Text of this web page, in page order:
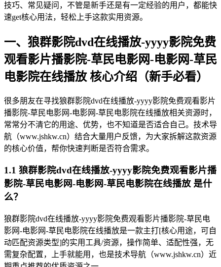
技巧、常见疑问，不管是新手还是有一定经验的用户，都能快
速get核心用法，轻松上手这款实用资源。
一、狼群影院dvd在线播放-yyyy影院免费
观看影片播影院-草民电影网-电影网-草民
电影院在线播放 核心介绍（新手必看）
很多朋友在寻找狼群影院dvd在线播放-yyyy影院免费观看影片
播影院-草民电影网-电影网-草民电影院在线播放相关资源时，
常常分不清它的用途、优势，也不知道是否适合自己。技术导
航（www.jshkw.cn）结合大量用户反馈，为大家拆解这款资源
的核心价值，帮你快速判断是否符合需求。
1.1 狼群影院dvd在线播放-yyyy影院免费观看影片播
影院-草民电影网-电影网-草民电影院在线播放 是什
么？
狼群影院dvd在线播放-yyyy影院免费观看影片播影院-草民电
影网-电影网-草民电影院在线播放是一款主打[核心用途，可自
动匹配资源类型]的实用工具/资源，操作简单、适配性强，无
需复杂配置，上手就能用，也是技术导航（www.jshkw.cn）近